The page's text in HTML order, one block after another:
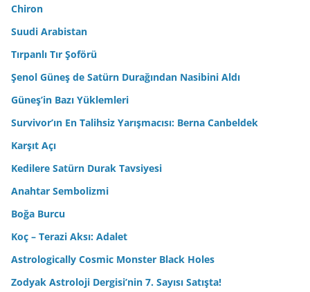
Chiron
Suudi Arabistan
Tırpanlı Tır Şoförü
Şenol Güneş de Satürn Durağından Nasibini Aldı
Güneş’in Bazı Yüklemleri
Survivor’ın En Talihsiz Yarışmacısı: Berna Canbeldek
Karşıt Açı
Kedilere Satürn Durak Tavsiyesi
Anahtar Sembolizmi
Boğa Burcu
Koç – Terazi Aksı: Adalet
Astrologically Cosmic Monster Black Holes
Zodyak Astroloji Dergisi’nin 7. Sayısı Satışta!